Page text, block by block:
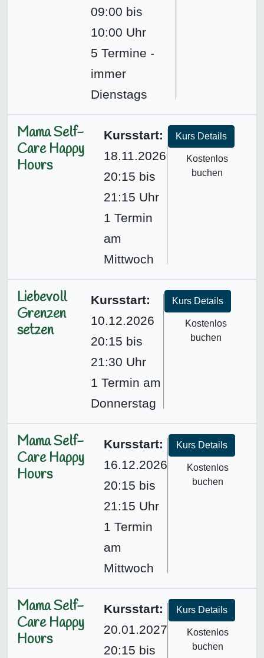
09:00 bis
10:00 Uhr
5 Termine -
immer
Dienstags
Mama Self-
Care Happy
Hours
Kursstart:
18.11.2026
20:15 bis
21:15 Uhr
1 Termin
am
Mittwoch
Kurs Details
Kostenlos
buchen
Liebevoll
Grenzen
setzen
Kursstart:
10.12.2026
20:15 bis
21:30 Uhr
1 Termin am
Donnerstag
Kurs Details
Kostenlos
buchen
Mama Self-
Care Happy
Hours
Kursstart:
16.12.2026
20:15 bis
21:15 Uhr
1 Termin
am
Mittwoch
Kurs Details
Kostenlos
buchen
Mama Self-
Care Happy
Hours
Kursstart:
20.01.2027
20:15 bis
Kurs Details
Kostenlos
buchen